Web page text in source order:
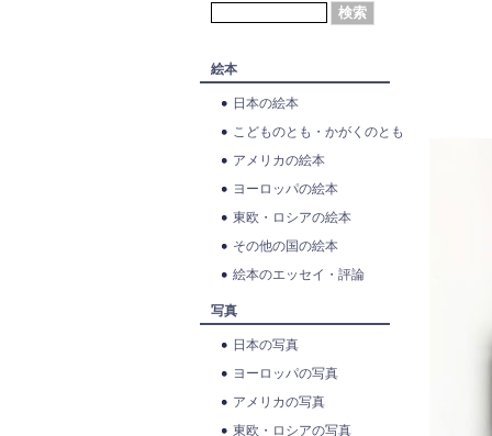
絵本
日本の絵本
こどものとも・かがくのとも
アメリカの絵本
ヨーロッパの絵本
東欧・ロシアの絵本
その他の国の絵本
絵本のエッセイ・評論
写真
日本の写真
ヨーロッパの写真
アメリカの写真
東欧・ロシアの写真